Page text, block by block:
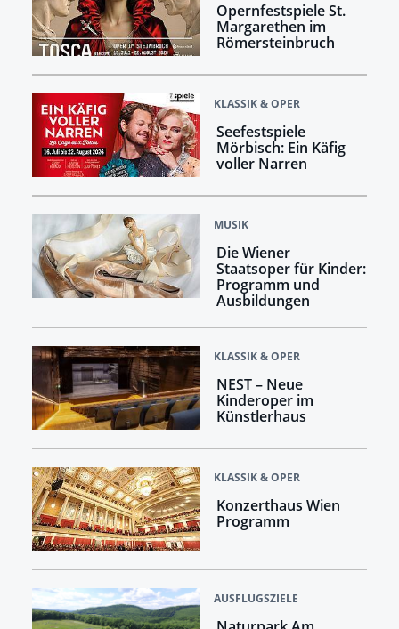
Opernfestspiele St.
Margarethen im
Römersteinbruch
KLASSIK & OPER
Seefestspiele
Mörbisch: Ein Käfig
voller Narren
MUSIK
Die Wiener
Staatsoper für Kinder:
Programm und
Ausbildungen
KLASSIK & OPER
NEST – Neue
Kinderoper im
Künstlerhaus
KLASSIK & OPER
Konzerthaus Wien
Programm
AUSFLUGSZIELE